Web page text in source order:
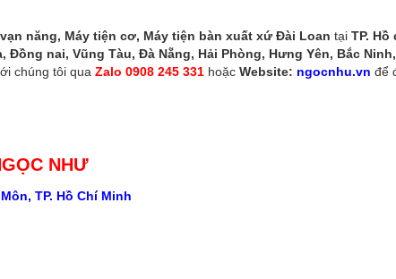
năng, Máy tiện cơ, Máy tiện bàn xuất xứ Đài Loan tại TP.
nai, Vũng Tàu, Đà Nẵng, Hải Phòng, Hưng Yên, Bắc
chúng tôi qua Zalo 0908 245 331 hoặc Website: ngocnhu.vn để
NHƯ
TP. Hồ Chí Minh